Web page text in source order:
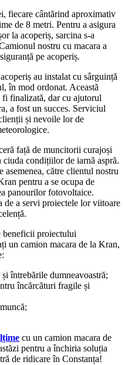
fiecare cântărind aproximativ
de 8 metri. Pentru a asigura
la acoperiș, sarcina s-a
nostru cu macara a
pe acoperiș.
au instalat cu sârguință
în mod ordonat. Această
fi finalizată, dar cu ajutorul
a fost un succes. Serviciul
și nevoile lor de
față de muncitorii curajoși
condițiilor de iarnă aspră.
asemenea, către clientul nostru
pentru a se ocupa de
panourilor fotovoltaice.
de a servi proiectele lor viitoare
beneficii proiectului
un camion macara de la Kran,
întrebările dumneavoastră;
încărcături fragile și
cu un camion macara de
pentru a închiria soluția
de ridicare în Constanța!